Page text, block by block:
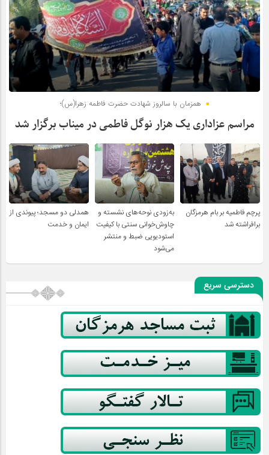
همزمان با سالروز شهادت حضرت فاطمه زهرا(س)؛
مراسم عزاداری یک هزار نوگل فاطمی در میناب برگزار شد
پرچم فاطمیه بر بام هرمزگان
برافراشته شد
به‌زودی نوحه‌های نشسته و
چاوش‌خوانی سنتی با کیفیت
استودیویی ضبط و منتشر
می‌شود
همدلی دو مسجد؛ پیوندی از
ایمان و خدمت
دسترسی سریع